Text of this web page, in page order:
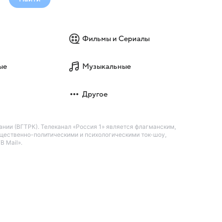
Фильмы и Сериалы
Музыкальные
Другое
(ВГТРК). Телеканал «Россия 1» является флагманским,
политическими и психологическими ток-шоу,
Mail».